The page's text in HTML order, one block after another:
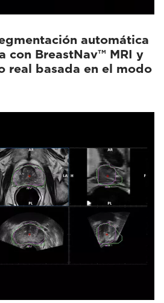
automática
con BreastNav™ MRI y
real basada en el modo